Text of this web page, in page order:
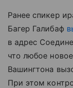
Ранее спикер
Багер Галибаф
в адрес
что любое
Вашингтона
При этом